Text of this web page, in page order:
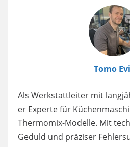
Tomo
Als Werkstattleiter mit
er Experte für
Thermomix-Modelle. Mit
Geduld und präziser